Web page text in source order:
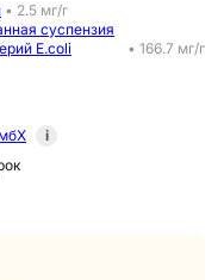
• 2.5 мг/г
суспензия
E.сoli
• 166.7 мг/г
i